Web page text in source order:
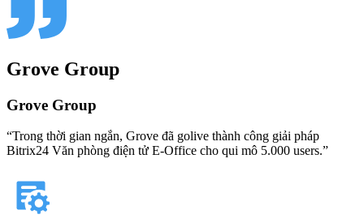
Grove Group
Grove Group
“Trong thời gian ngắn, Grove đã golive thành công giải pháp
Bitrix24 Văn phòng điện tử E-Office cho qui mô 5.000 users.”